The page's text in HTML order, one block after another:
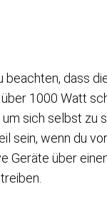
beachten, dass
1000 Watt
sich selbst zu
sein, wenn du
Geräte über